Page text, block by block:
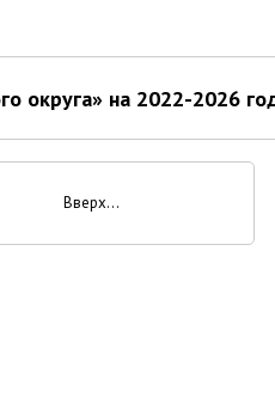
округа» на 2022-2026
Вверх